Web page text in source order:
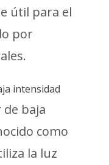
útil para el
por
intensidad
baja
como
la luz